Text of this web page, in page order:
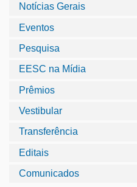
Notícias Gerais
Eventos
Pesquisa
EESC na Mídia
Prêmios
Vestibular
Transferência
Editais
Comunicados